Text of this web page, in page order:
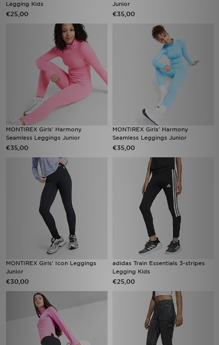
Legging Kids
€25,00
Junior
€35,00
MONTIREX Girls' Harmony
Seamless Leggings Junior
€35,00
MONTIREX Girls' Harmony
Seamless Leggings Junior
€35,00
MONTIREX Girls' Icon Leggings
Junior
€30,00
adidas Train Essentials 3-stripes
Legging Kids
€25,00